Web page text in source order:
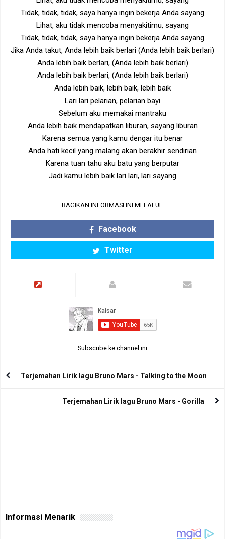
Tidak, tidak, tidak, saya hanya ingin bekerja Anda sayang
Lihat, aku tidak mencoba menyakitimu, sayang
Tidak, tidak, tidak, saya hanya ingin bekerja Anda sayang
Jika Anda takut, Anda lebih baik berlari (Anda lebih baik berlari)
Anda lebih baik berlari, (Anda lebih baik berlari)
Anda lebih baik berlari, (Anda lebih baik berlari)
Anda lebih baik, lebih baik, lebih baik
Lari lari pelarian, pelarian bayi
Sebelum aku memakai mantraku
Anda lebih baik mendapatkan liburan, sayang liburan
Karena semua yang kamu dengar itu benar
Anda hati kecil yang malang akan berakhir sendirian
Karena tuan tahu aku batu yang berputar
Jadi kamu lebih baik lari lari, lari sayang
BAGIKAN INFORMASI INI MELALUI :
Facebook
Twitter
Subscribe ke channel ini
Terjemahan Lirik lagu Bruno Mars - Talking to the Moon
Terjemahan Lirik lagu Bruno Mars - Gorilla
Informasi Menarik